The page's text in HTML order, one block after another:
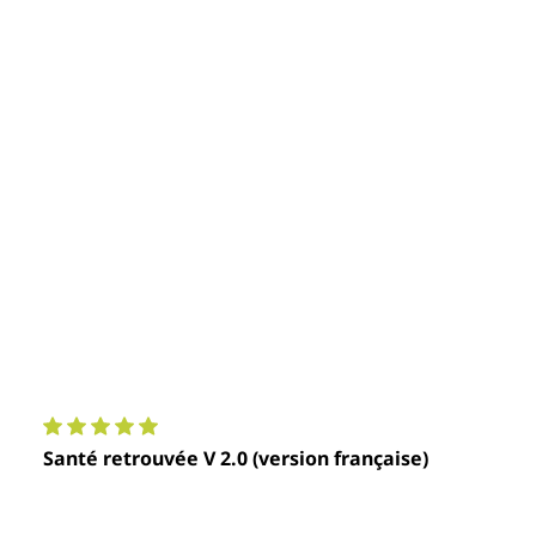
Note moyenne de 5 sur 5 étoiles
Santé retrouvée V 2.0 (version française)